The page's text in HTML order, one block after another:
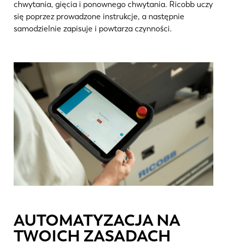
chwytania, gięcia i ponownego chwytania. Ricobb uczy
się poprzez prowadzone instrukcje, a następnie
samodzielnie zapisuje i powtarza czynności.
AUTOMATYZACJA NA
TWOICH ZASADACH